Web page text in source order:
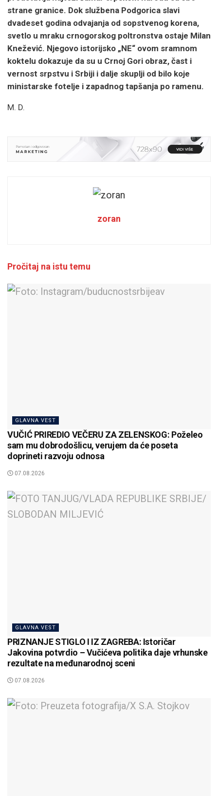
strane granice. Dok službena Podgorica slavi
dvadeset godina odvajanja od sopstvenog korena,
svetlo u mraku crnogorskog poltronstva ostaje Milan
Knežević. Njegovo istorijsko „NE“ ovom sramnom
koktelu dokazuje da su u Crnoj Gori obraz, čast i
vernost srpstvu i Srbiji i dalje skuplji od bilo koje
ministarske fotelje i zapadnog tapšanja po ramenu.
M. D.
zoran
Pročitaj na istu temu
GLAVNA VEST
VUČIĆ PRIREDIO VEČERU ZA ZELENSKOG: Poželeo
sam mu dobrodošlicu, verujem da će poseta
doprineti razvoju odnosa
07.08.2026
GLAVNA VEST
PRIZNANJE STIGLO I IZ ZAGREBA: Istoričar
Jakovina potvrdio – Vučićeva politika daje vrhunske
rezultate na međunarodnoj sceni
07.08.2026